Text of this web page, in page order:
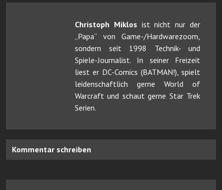
Christoph Miklos ist nicht nur der
„Papa“ von Game-/Hardwarezoom,
sondern seit 1998 Technik- und
Spiele-Journalist. In seiner Freizeit
liest er DC-Comics (BATMAN!), spielt
leidenschaftlich gerne World of
Warcraft und schaut gerne Star Trek
Serien.
Kommentar schreiben